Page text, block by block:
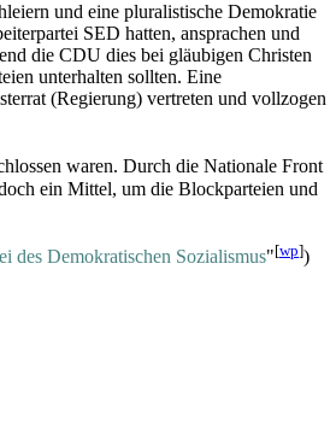
und eine pluralistische Demokratie
SED hatten, ansprachen und
die CDU dies bei gläubigen Christen
unterhalten sollten. Eine
(Regierung) vertreten und vollzogen
waren. Durch die Nationale Front
ein Mittel, um die Block­parteien und
des Demokratischen Sozialismus"[wp])